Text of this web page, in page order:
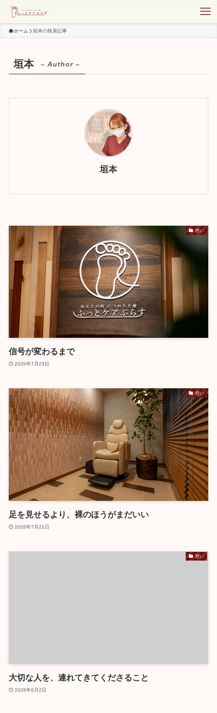
ホーム 垣本の執筆記事
垣本 – Author –
垣本
想い
信号が変わるまで
2026年7月23日
想い
足を見せるより、裸のほうがまだいい
2026年7月21日
想い
大切な人を、連れてきてくださること
2026年6月2日